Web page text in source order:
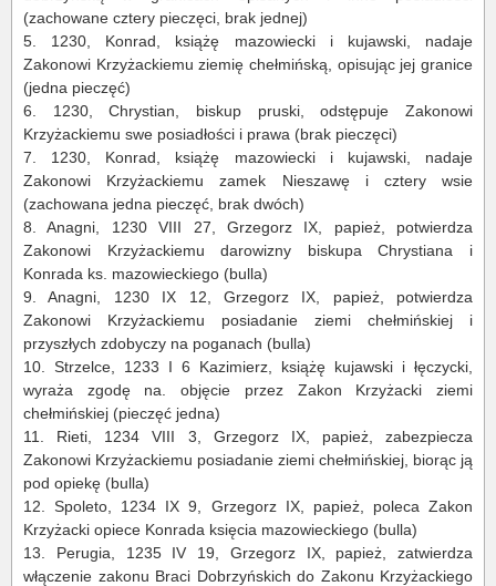
(zachowane cztery pieczęci, brak jednej)
5. 1230, Konrad, książę mazowiecki i kujawski, nadaje
Zakonowi Krzyżackiemu ziemię chełmińską, opisując jej granice
(jedna pieczęć)
6. 1230, Chrystian, biskup pruski, odstępuje Zakonowi
Krzyżackiemu swe posiadłości i prawa (brak pieczęci)
7. 1230, Konrad, książę mazowiecki i kujawski, nadaje
Zakonowi Krzyżackiemu zamek Nieszawę i cztery wsie
(zachowana jedna pieczęć, brak dwóch)
8.Anagni , 1230 VIII 27, Grzegorz IX, papież, potwierdza
Zakonowi Krzyżackiemu darowizny biskupa Chrystiana i
Konrada ks. mazowieckiego (bulla)
9.Anagni , 1230 IX 12, Grzegorz IX, papież, potwierdza
Zakonowi Krzyżackiemu posiadanie ziemi chełmińskiej i
przyszłych zdobyczy na poganach (bulla)
10. Strzelce, 1233 I 6 Kazimierz, książę kujawski i łęczycki,
wyraża zgodę na. objęcie przez Zakon Krzyżacki ziemi
chełmińskiej (pieczęć jedna)
11. Rieti, 1234 VIII 3, Grzegorz IX, papież, zabezpiecza
Zakonowi Krzyżackiemu posiadanie ziemi chełmińskiej, biorąc ją
pod opiekę (bulla)
12.Spoleto, 1234 IX 9, Grzegorz IX, papież, poleca Zakon
Krzyżacki opiece Konrada księcia mazowieckiego (bulla)
13. Perugia, 1235 IV 19, Grzegorz IX, papież, zatwierdza
włączenie zakonu Braci Dobrzyńskich do Zakonu Krzyżackiego